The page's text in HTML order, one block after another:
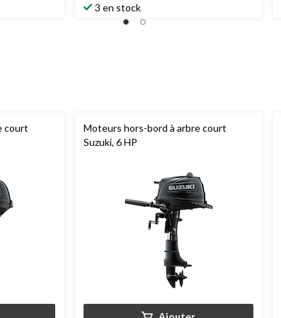
3 en stock
court
Moteurs hors-bord à arbre court
Suzuki, 6 HP